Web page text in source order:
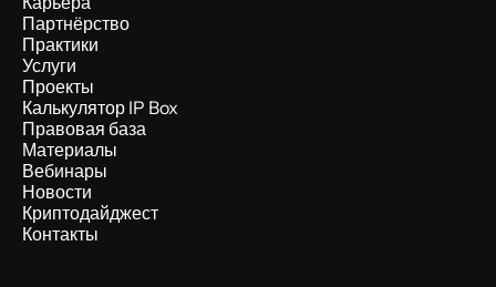
Партнёрство
Практики
Услуги
Проекты
Калькулятор IP Box
Правовая база
Материалы
Вебинары
Новости
Криптодайджест
Контакты